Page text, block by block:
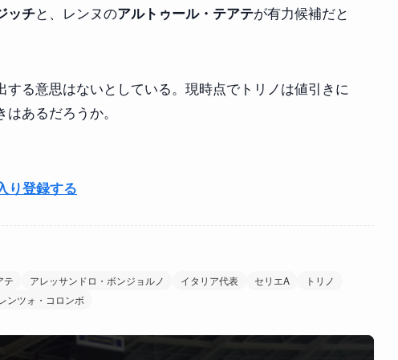
ッチと、レンヌのアルトゥール・テアテが有力候補だと
する意思はないとしている。現時点でトリノは値引きに
あるだろうか。
り登録する
テ アレッサンドロ・ボンジョルノ イタリア代表 セリエA
トリノ
ンツォ・コロンボ